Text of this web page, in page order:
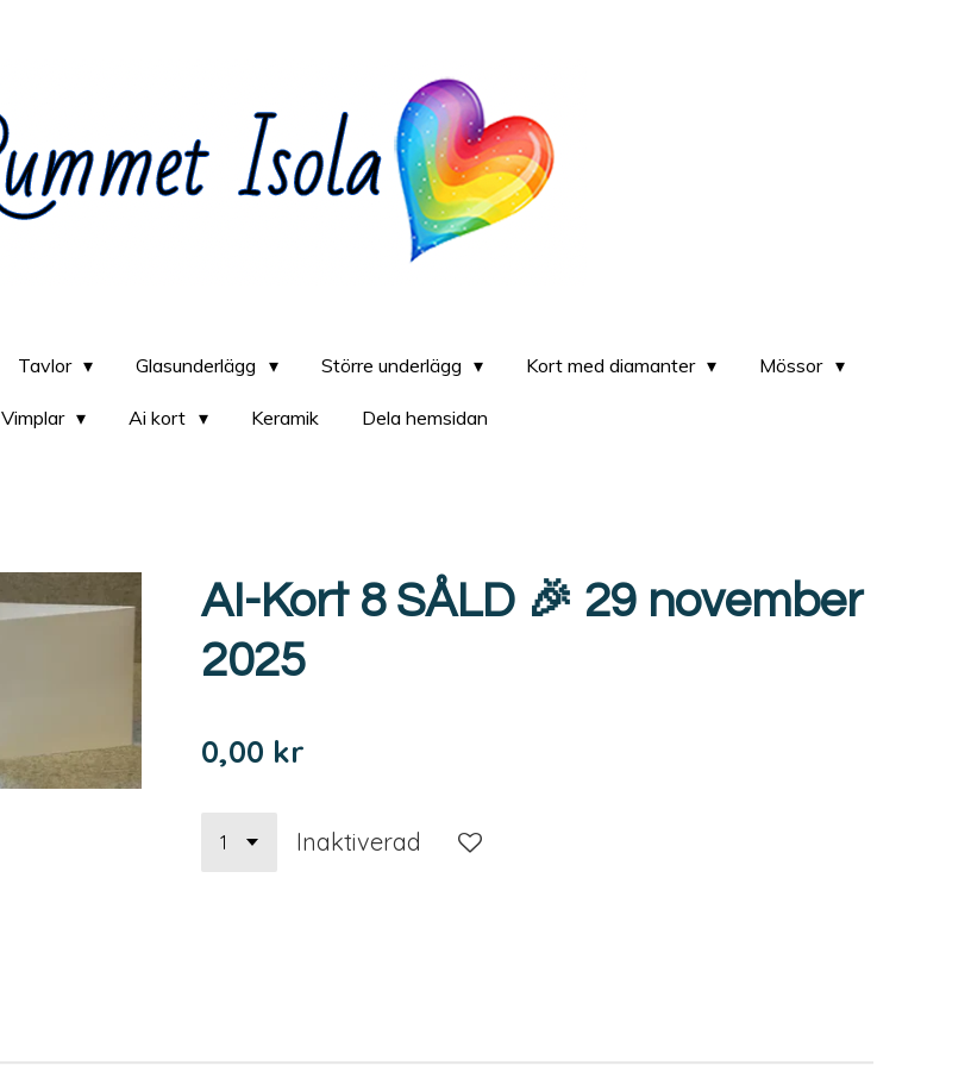
Tavlor Glasunderlägg Större underlägg Kort med diamanter Mössor
Vimplar Ai kort Keramik Dela hemsidan
AI-Kort 8 SÅLD 🎉 29 november
2025
0,00 kr
Inaktiverad